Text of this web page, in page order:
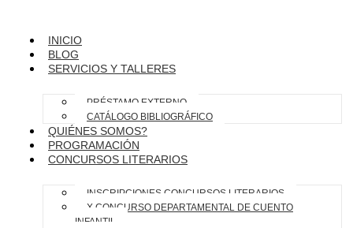
INICIO
BLOG
SERVICIOS Y TALLERES
PRÉSTAMO EXTERNO
CATÁLOGO BIBLIOGRÁFICO
QUIÉNES SOMOS?
PROGRAMACIÓN
CONCURSOS LITERARIOS
INSCRIPCIONES CONCURSOS LITERARIOS
X CONCURSO DEPARTAMENTAL DE CUENTO
INFANTIL